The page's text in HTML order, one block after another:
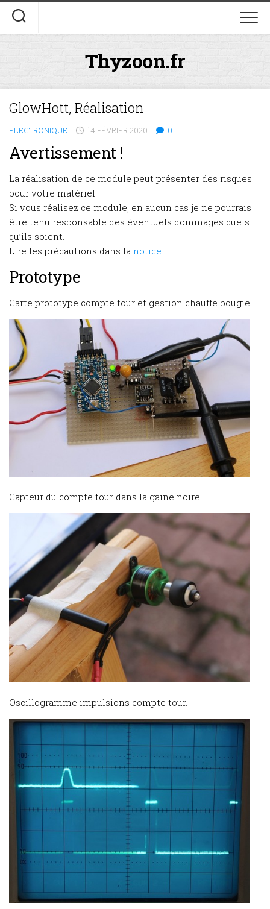
Skip
content
Thyzoon.fr
GlowHott, Réalisation
ELECTRONIQUE 14 FÉVRIER 2020 0
Avertissement !
La réalisation de ce module peut présenter des risques
pour votre matériel.
Si vous réalisez ce module, en aucun cas je ne pourrais
être tenu responsable des éventuels dommages quels
qu’ils soient.
Lire les précautions dans la notice.
Prototype
Carte prototype compte tour et gestion chauffe bougie
Capteur du compte tour dans la gaine noire.
Oscillogramme impulsions compte tour.